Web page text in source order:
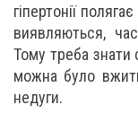
гіпертонії
виявляються,
Тому треба знати
можна було
недуги.